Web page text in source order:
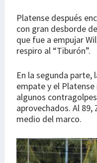
Platense después
con gran desborde
que fue a empujar
respiro al “Tiburón”.
En la segunda parte,
empate y el
algunos
aprovechados. Al
medio del marco.